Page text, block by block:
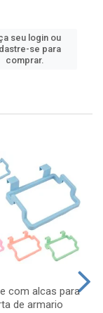
seu login ou
se para
comprar.
com alcas para
de armario